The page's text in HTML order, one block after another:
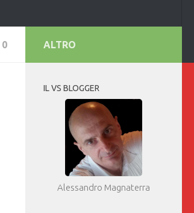
0 ALTRO
IL VS BLOGGER
Alessandro Magnaterra